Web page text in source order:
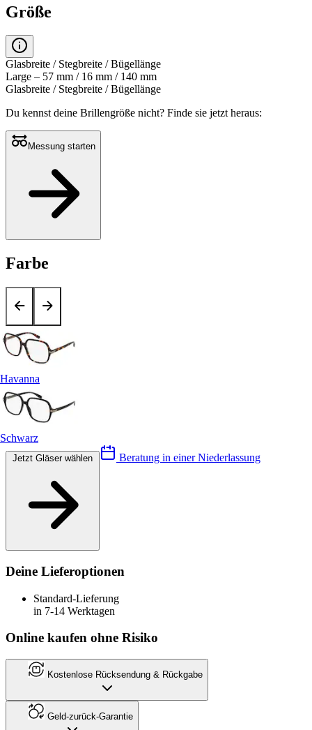
Größe
Glasbreite / Stegbreite / Bügellänge
Large – 57 mm / 16 mm / 140 mm
Glasbreite / Stegbreite / Bügellänge
Du kennst deine Brillengröße nicht? Finde sie jetzt heraus:
Messung starten
Farbe
Havanna
Schwarz
Beratung in einer Niederlassung
Deine Lieferoptionen
Standard-Lieferung
in 7-14 Werktagen
Online kaufen ohne Risiko
Kostenlose Rücksendung & Rückgabe
Geld-zurück-Garantie